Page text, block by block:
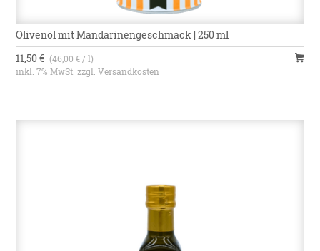
Olivenöl mit Mandarinengeschmack | 250 ml
11,50 € (46,00 € / l)
inkl. 7% MwSt. zzgl.Versandkosten